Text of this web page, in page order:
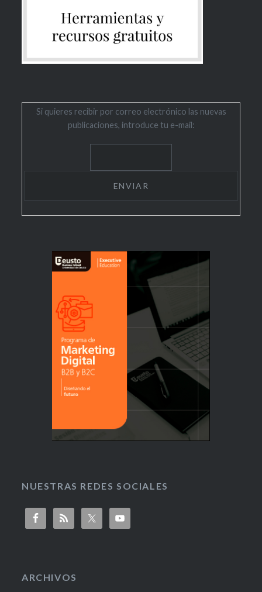
Si quieres recibir por correo electrónico las nuevas
publicaciones, introduce tu e-mail:
NUESTRAS REDES SOCIALES
ARCHIVOS